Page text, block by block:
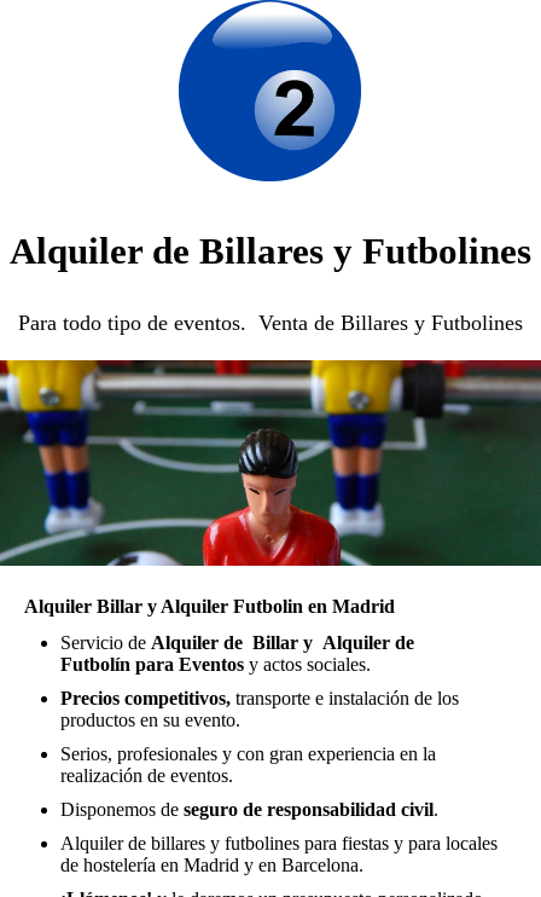
Alquiler de Billares y Futbolines
Para todo tipo de eventos. Venta de Billares y Futbolines
Alquiler Billar y Alquiler Futbolin en Madrid
Servicio de Alquiler de Billar y Alquiler de
Futbolín para Eventos y actos sociales.
Precios competitivos, transporte e instalación de los
productos en su evento.
Serios, profesionales y con gran experiencia en la
realización de eventos.
Disponemos de seguro de responsabilidad civil.
Alquiler de billares y futbolines para fiestas y para locales
de hostelería en Madrid y en Barcelona.